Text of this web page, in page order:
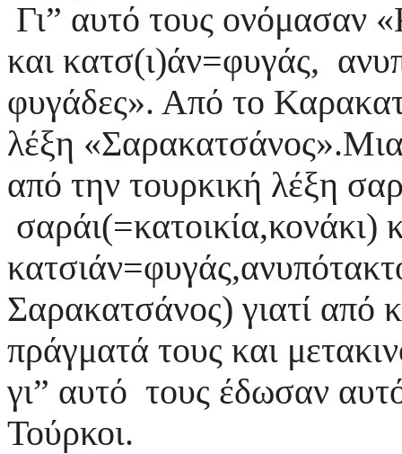
Γι” αυτό τους ονόμασαν
και κατσ(ι)άν=φυγάς,
φυγάδες». Από το
λέξη
από την τουρκική λέξη
σαράι(=κατοικία,κονάκι)
Σαρακατσάνος) γιατί από
πράγματά τους και
γι” αυτό τους έδωσαν
Τούρκοι.